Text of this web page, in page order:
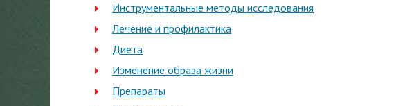
Инструментальные методы исследования
Лечение и профилактика
Диета
Изменение образа жизни
Препараты